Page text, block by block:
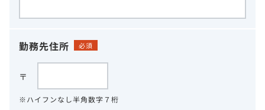
勤務先住所 必須
〒
※ハイフンなし半角数字７桁